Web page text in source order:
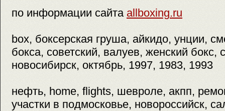
по информации сайта allboxing.ru
box, боксерская груша, айкидо, унции,
бокса, советский, валуев, женский бокс,
новосибирск, октябрь, 1997, 1983, 1993
нефть, home, flights, шевроле, акпп,
участки в подмосковье, новороссийск,